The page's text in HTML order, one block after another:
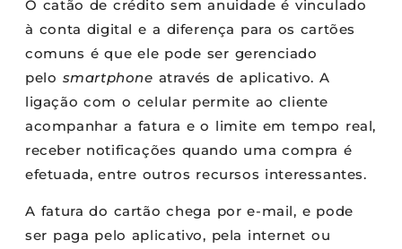
O catão de crédito sem anuidade é vinculado
à conta digital e a diferença para os cartões
comuns é que ele pode ser gerenciado
pelo smartphone através de aplicativo. A
ligação com o celular permite ao cliente
acompanhar a fatura e o limite em tempo real,
receber notificações quando uma compra é
efetuada, entre outros recursos interessantes.
A fatura do cartão chega por e-mail, e pode
ser paga pelo aplicativo, pela internet ou